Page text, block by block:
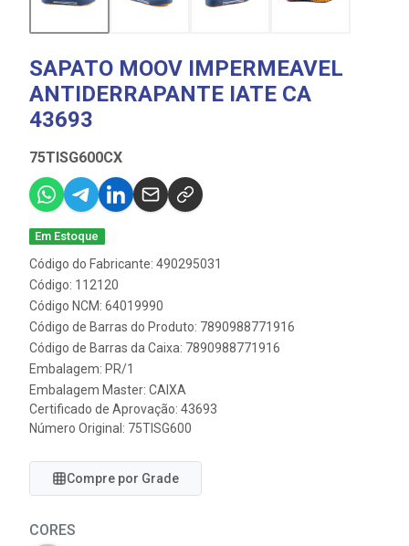
SAPATO MOOV IMPERMEAVEL
ANTIDERRAPANTE IATE CA
43693
75TISG600CX
Em Estoque
Código do Fabricante: 490295031
Código: 112120
Código NCM: 64019990
Código de Barras do Produto: 7890988771916
Código de Barras da Caixa: 7890988771916
Embalagem: PR/1
Embalagem Master: CAIXA
Certificado de Aprovação: 43693
Número Original: 75TISG600
Compre por Grade
CORES